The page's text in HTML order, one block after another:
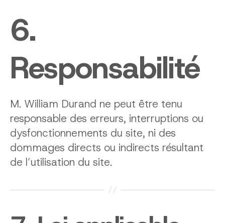
6.
Responsabilité
M. William Durand ne peut être tenu
responsable des erreurs, interruptions ou
dysfonctionnements du site, ni des
dommages directs ou indirects résultant
de l’utilisation du site.